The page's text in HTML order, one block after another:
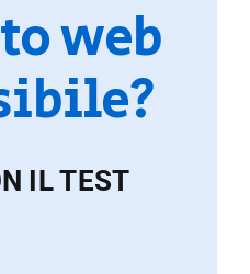
web
IL TEST